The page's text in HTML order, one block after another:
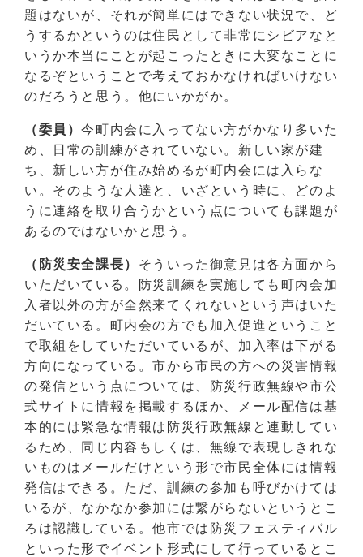
題はないが、それが簡単にはできない状況で、ど
うするかというのは住民として非常にシビアなと
いうか本当にことが起こったときに大変なことに
なるぞということで考えておかなければいけない
のだろうと思う。他にいかがか。
（委員）今町内会に入ってない方がかなり多いた
め、日常の訓練がされていない。新しい家が建
ち、新しい方が住み始めるが町内会には入らな
い。そのような人達と、いざという時に、どのよ
うに連絡を取り合うかという点についても課題が
あるのではないかと思う。
（防災安全課長） そういった御意見は各方面から
いただいている。防災訓練を実施しても町内会加
入者以外の方が全然来てくれないという声はいた
だいている。町内会の方でも加入促進ということ
で取組をしていただいているが、加入率は下がる
方向になっている。市から市民の方への災害情報
の発信という点については、防災行政無線や市公
式サイトに情報を掲載するほか、メール配信は基
本的には緊急な情報は防災行政無線と連動してい
るため、同じ内容もしくは、無線で表現しきれな
いものはメールだけという形で市民全体には情報
発信はできる。ただ、訓練の参加も呼びかけては
いるが、なかなか参加には繋がらないというとこ
ろは認識している。他市では防災フェスティバル
といった形でイベント形式にして行っているとこ